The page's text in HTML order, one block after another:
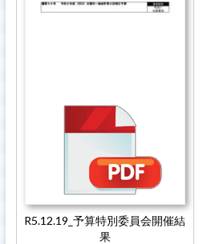
R5.12.19_予算特別委員会開催結
果